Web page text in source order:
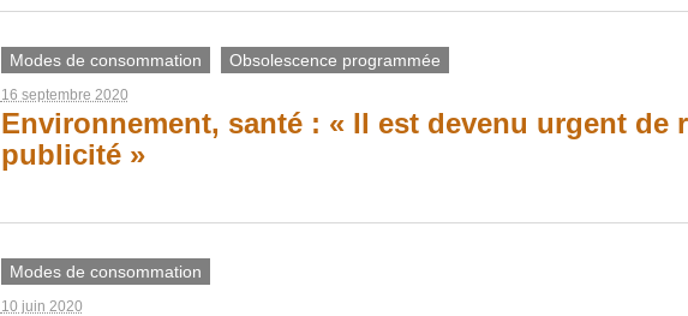
Modes de consommation Obsolescence programmée
16 septembre 2020
Environnement, santé : « Il est devenu urgent de
publicité »
Modes de consommation
10 juin 2020